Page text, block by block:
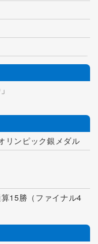
リンピック銀メダル
15勝（ファイナル4